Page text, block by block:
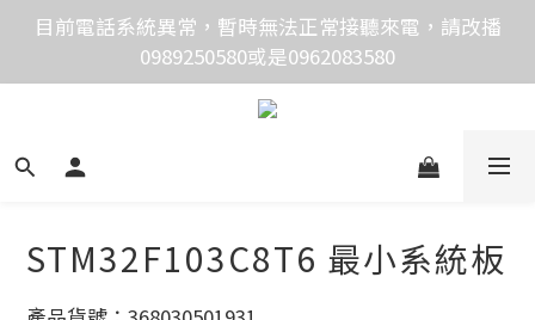
價格均含稅，下單享優惠！歡迎大量採購，由專人提供
專案報價。
目前電話系統異常，暫時無法正常接聽來電，請改播
0989250580或是0962083580
價格均含稅，下單享優惠！歡迎大量採購，由專人提供
STM32F103C8T6 最小系統板